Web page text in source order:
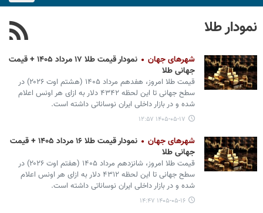
نمودار طلا
شهرهای جهان
نمودار قیمت طلا ۱۷ مرداد ۱۴۰۵ + قیمت
جهانی طلا
قیمت طلا امروز، هفدهم مرداد ۱۴۰۵ (‌هشتم اوت ۲۰۲۶) در
سطح جهانی تا این لحظه ۴۳۴۲ دلار به ازای هر اونس اعلام
شده و در بازار داخلی ایران نوساناتی داشته است.
۱۴۰۵-۰۵-۱۷ ۱۲:۵۷
شهرهای جهان
نمودار قیمت طلا ۱۶ مرداد ۱۴۰۵ + قیمت
جهانی طلا
قیمت طلا امروز، شانزدهم مرداد ۱۴۰۵ (‌هفتم اوت ۲۰۲۶) در
سطح جهانی تا این لحظه ۴۳۱۲ دلار به ازای هر اونس اعلام
شده و در بازار داخلی ایران نوساناتی داشته است.
۱۴۰۵-۰۵-۱۶ ۱۴:۴۷